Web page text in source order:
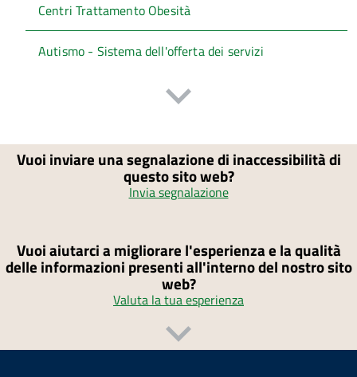
Centri Trattamento Obesità
Autismo - Sistema dell'offerta dei servizi
Vuoi inviare una segnalazione di inaccessibilità di
questo sito web?
Invia segnalazione
Vuoi aiutarci a migliorare l'esperienza e la qualità
delle informazioni presenti all'interno del nostro sito
web?
Valuta la tua esperienza